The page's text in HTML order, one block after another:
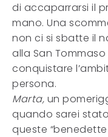
di accaparrarsi il
mano. Una
non ci si sbatte il
alla San
conquistare
persona.
Marta, un
quando sarei
queste